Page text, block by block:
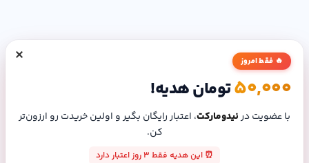
× 🔥 فقط امروز
50,000تومان هدیه!
با عضویت درنیدومارکت، اعتبار رایگان بگیر و اولین خریدت رو ارزون‌تر
کن.
⏰ این هدیه فقط 3 روز اعتبار دارد